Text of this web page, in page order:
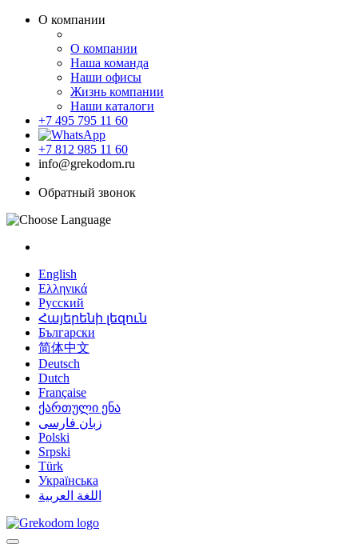
О компании
О компании
Наша команда
Наши офисы
Жизнь компании
Наши каталоги
+7 495 795 11 60
+7 812 985 11 60
info@grekodom.ru
Обратный звонок
English
Ελληνικά
Русский
Հայերենի լեզուն
Български
简体中文
Deutsch
Dutch
Française
ქართული ენა
زبان فارسی
Polski
Srpski
Türk
Українська
اللغة العربية